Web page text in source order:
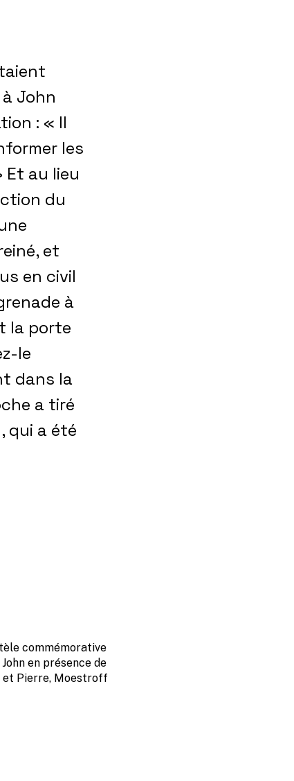
John
: « Il
les
au lieu
du
et
en civil
à
la porte
le
dans la
a tiré
qui a été
commémorative
John en présence de
et Pierre, Moestroff